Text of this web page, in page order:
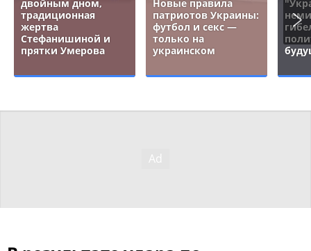
двойным дном,
традиционная
жертва
Стефанишиной и
прятки Умерова
Новые правила
патриотов Украины:
футбол и секс —
только на
украинском